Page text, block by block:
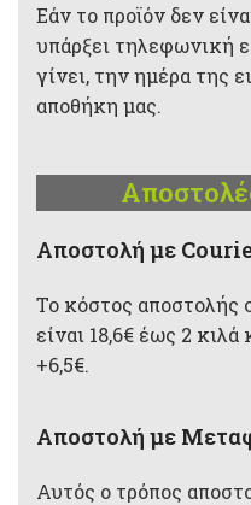
Εάν το προϊόν δεν
υπάρξει τηλεφωνική
γίνει, την ημέρα της
αποθήκη μας.
Aποστολή με
Το κόστος αποστολής
είναι 18,6€ έως 2
+6,5€.
Αποστολή με
Αυτός ο τρόπος